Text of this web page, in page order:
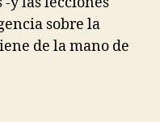
sobre la
de la mano de